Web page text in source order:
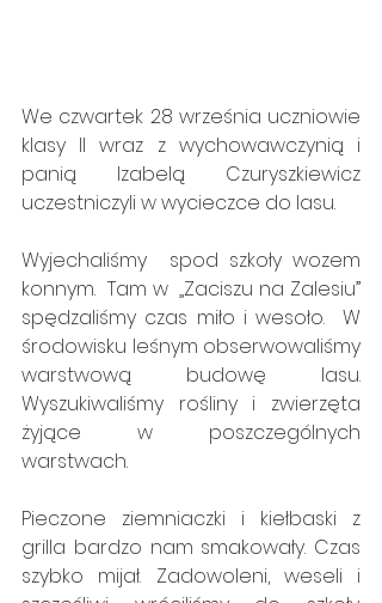
We czwartek 28 września uczniowie
klasy II wraz z wychowawczynią i
panią Izabelą Czuryszkiewicz
uczestniczyli w wycieczce do lasu.
Wyjechaliśmy  spod szkoły wozem
konnym.  Tam w  „Zaciszu na Zalesiu”
spędzaliśmy czas miło i wesoło.  W
środowisku leśnym obserwowaliśmy
warstwową budowę lasu.
Wyszukiwaliśmy rośliny i zwierzęta
żyjące w poszczególnych
warstwach.
Pieczone ziemniaczki i kiełbaski z
grilla bardzo nam smakowały. Czas
szybko mijał. Zadowoleni, weseli i